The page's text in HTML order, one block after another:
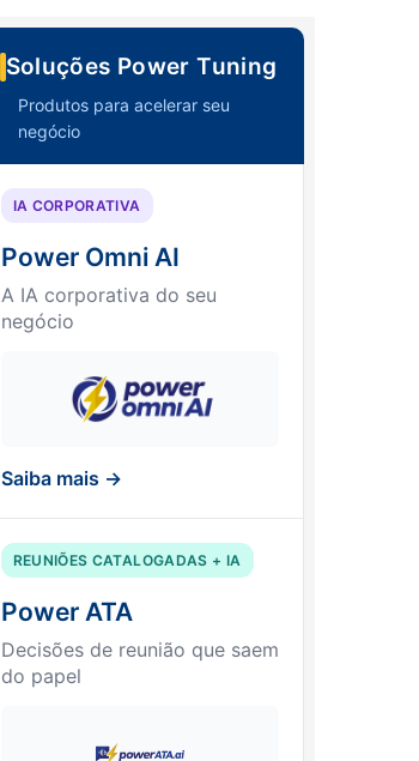
Soluções Power Tuning
Produtos para acelerar seu
negócio
IA CORPORATIVA
Power Omni AI
A IA corporativa do seu
negócio
Saiba mais →
REUNIÕES CATALOGADAS + IA
Power ATA
Decisões de reunião que saem
do papel